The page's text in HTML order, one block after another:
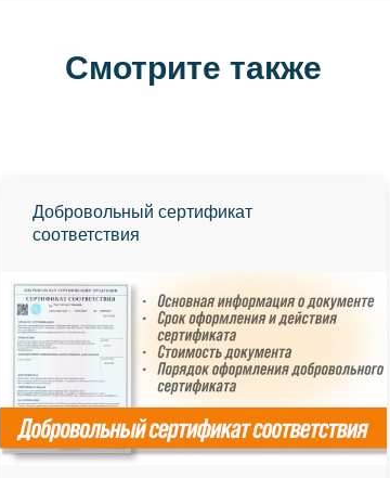
Смотрите также
Добровольный сертификат
соответствия